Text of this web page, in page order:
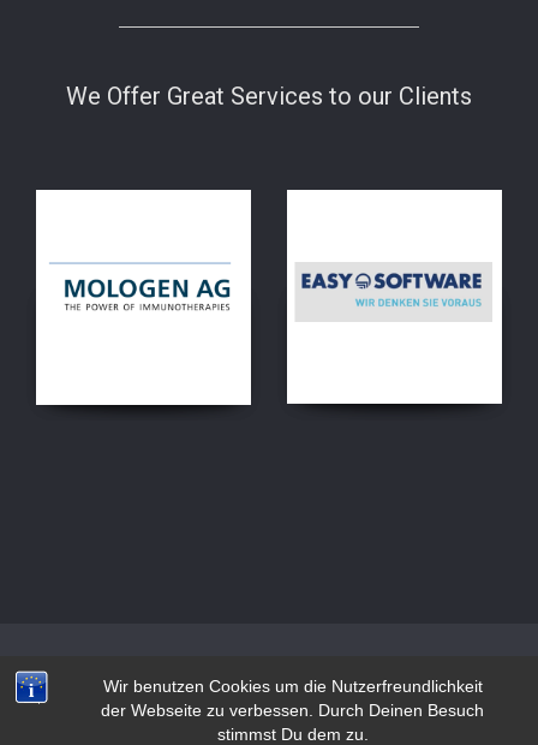
Wir benutzen Cookies um die Nutzerfreundlichkeit
der Webseite zu verbessen. Durch Deinen Besuch
stimmst Du dem zu.
We Offer Great Services to our Clients